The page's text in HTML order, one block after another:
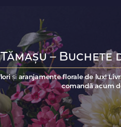
–
și aranjamente florale de lux!
comandă acum